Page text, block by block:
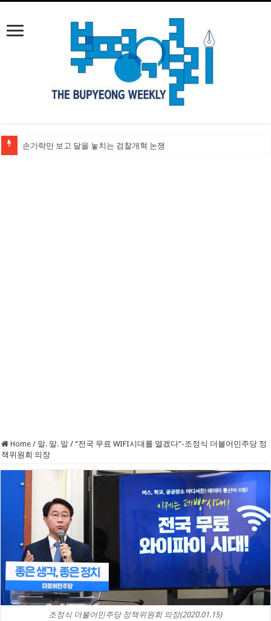
손가락만 보고 달을 놓치는 검찰개혁 논쟁
Home / 말. 말. 말 / “전국 무료 WIFI시대를 열겠다”-조정식 더불어민주당 정
책위원회 의장
조정식 더불어민주당 정책위원회 의장(2020.01.15)